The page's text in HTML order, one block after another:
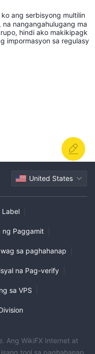
ang serbisyong multilin
nangangahulugang ma
hindi ako makikipagk
impormasyon sa regulasy
United States
Label
ng Paggamit
sa paghahanap
na Pag-verify
sa VPS
Ang WikiFX Internet at
tool sa paghahanap